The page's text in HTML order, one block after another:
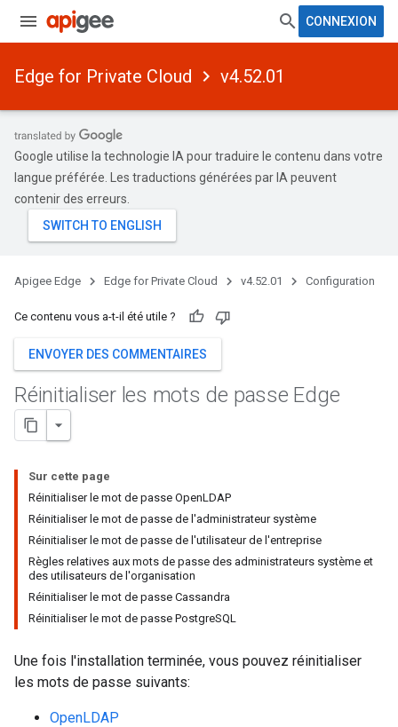
CONNEXION
Edge for Private Cloud v4.52.01
Google utilise la technologie IA pour traduire le contenu dans votre
langue préférée. Les traductions générées par IA peuvent
contenir des erreurs.
Apigee Edge Edge for Private Cloud v4.52.01 Configuration
Ce contenu vous a-t-il été utile ?
ENVOYER DES COMMENTAIRES
Réinitialiser les mots de passe Edge
Sur cette page
Réinitialiser le mot de passe OpenLDAP
Réinitialiser le mot de passe de l'administrateur système
Réinitialiser le mot de passe de l'utilisateur de l'entreprise
Règles relatives aux mots de passe des administrateurs système et
des utilisateurs de l'organisation
Réinitialiser le mot de passe Cassandra
Réinitialiser le mot de passe PostgreSQL
Une fois l'installation terminée, vous pouvez réinitialiser
les mots de passe suivants:
OpenLDAP